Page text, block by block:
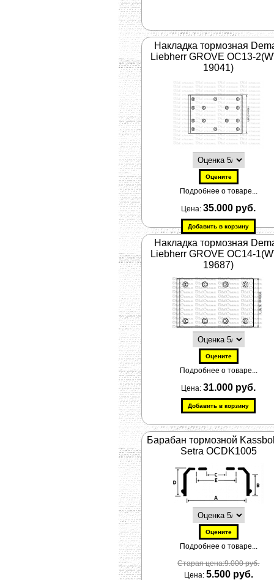
Накладка тормозная
Liebherr GROVE OC13-
19041)
Подробнее о товаре...
Цена:35.000 руб.
Накладка тормозная
Liebherr GROVE OC14-
19687)
Подробнее о товаре...
Цена:31.000 руб.
Барабан тормозной
Setra OCDK1005
Подробнее о товаре...
Старая цена:9.000 руб.
Цена: 5.500 руб.